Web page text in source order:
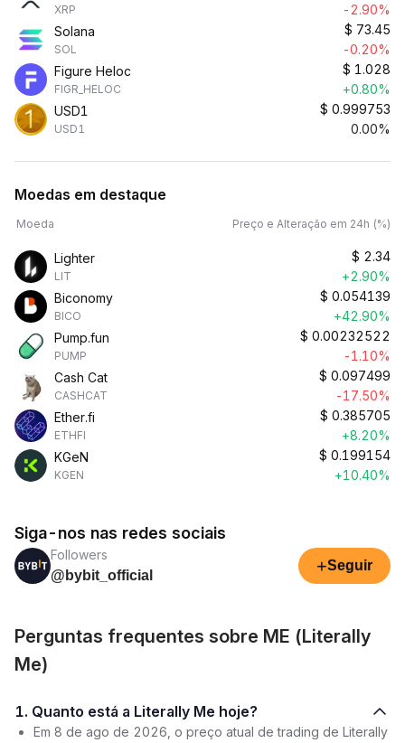
XRP
-2.90%
Solana
SOL
$ 73.45
-0.20%
Figure Heloc
FIGR_HELOC
$ 1.028
+0.80%
USD1
USD1
$ 0.999753
0.00%
Moedas em destaque
Moeda Preço e Alteração em 24h (%)
Lighter
LIT
$ 2.34
+2.90%
Biconomy
BICO
$ 0.054139
+42.90%
Pump.fun
PUMP
$ 0.00232522
-1.10%
Cash Cat
CASHCAT
$ 0.097499
-17.50%
Ether.fi
ETHFI
$ 0.385705
+8.20%
KGeN
KGEN
$ 0.199154
+10.40%
Siga-nos nas redes sociais
Followers
@bybit_official
+Seguir
Perguntas frequentes sobre ME (Literally
Me)
1. Quanto está a Literally Me hoje?
Em 8 de ago de 2026, o preço atual de trading de Literally